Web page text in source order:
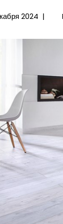
20246
2024
|